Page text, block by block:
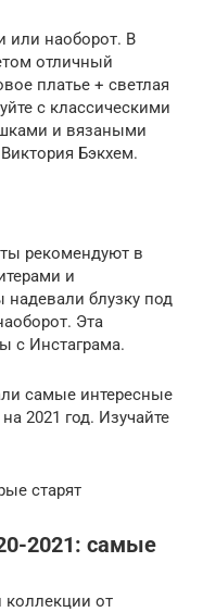
или наоборот. В
отличный
платье + светлая
с классическими
и вязаными
Бэкхем.
рекомендуют в
и
блузку под
Эта
с Инстаграма.
самые интересные
2021 год. Изучайте
старят
2021: самые
коллекции от